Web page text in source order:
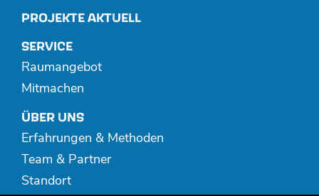
PROJEKTE AKTUELL
SERVICE
Raumangebot
Mitmachen
ÜBER UNS
Erfahrungen & Methoden
Team & Partner
Standort